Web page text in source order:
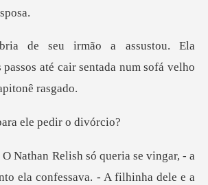
a
até cair sentada n
ele pe
ela confessava. - A filhinha dele e a